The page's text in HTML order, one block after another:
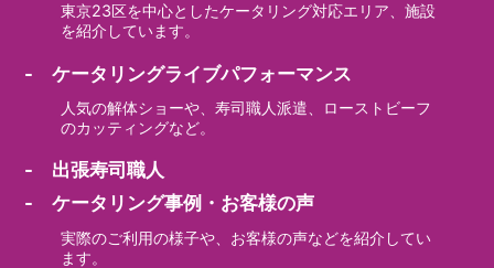
東京23区を中心としたケータリング対応エリア、施設
を紹介しています。
- ケータリングライブパフォーマンス
人気の解体ショーや、寿司職人派遣、ローストビーフ
のカッティングなど。
- 出張寿司職人
- ケータリング事例・お客様の声
実際のご利用の様子や、お客様の声などを紹介してい
ます。